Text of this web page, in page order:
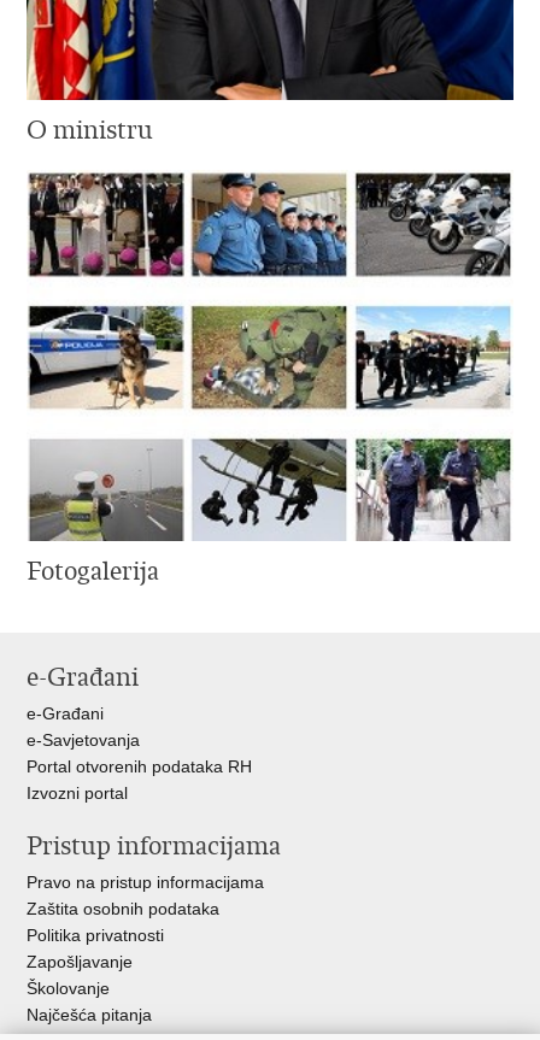
O ministru
Fotogalerija
e-Građani
e-Građani
e-Savjetovanja
Portal otvorenih podataka RH
Izvozni portal
Pristup informacijama
Pravo na pristup informacijama
Zaštita osobnih podataka
Politika privatnosti
Zapošljavanje
Školovanje
Najčešća pitanja